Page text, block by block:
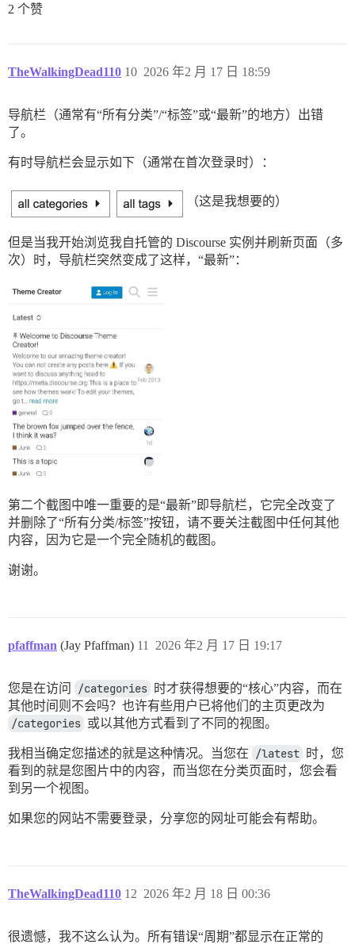
2 个赞
TheWalkingDead110 2026 年2 月 17 日 18:59
10
导航栏（通常有“所有分类”/“标签”或“最新”的地方）出错
了。
有时导航栏会显示如下（通常在首次登录时）：
（这是我想要的）
但是当我开始浏览我自托管的 Discourse 实例并刷新页面（多
次）时，导航栏突然变成了这样，“最新”：
第二个截图中唯一重要的是“最新”即导航栏，它完全改变了
并删除了“所有分类/标签”按钮，请不要关注截图中任何其他
内容，因为它是一个完全随机的截图。
谢谢。
pfaffman (Jay Pfaffman) 2026 年2 月 17 日 19:17
11
您是在访问 /categories 时才获得想要的“核心”内容，而在
其他时间则不会吗？也许有些用户已将他们的主页更改为
/categories 或以其他方式看到了不同的视图。
我相当确定您描述的就是这种情况。当您在 /latest 时，您
看到的就是您图片中的内容，而当您在分类页面时，您会看
到另一个视图。
如果您的网站不需要登录，分享您的网址可能会有帮助。
TheWalkingDead110 2026 年2 月 18 日 00:36
12
很遗憾，我不这么认为。所有错误“周期”都显示在正常的